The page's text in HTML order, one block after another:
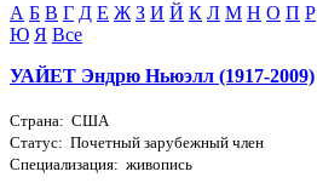
А Б В Г Д Е Ж З И Й К Л М Н О П Р
Ю Я Все
УАЙЕТ Эндрю Ньюэлл (1917-2009)
Страна: США
Статус: Почетный зарубежный член
Специализация: живопись